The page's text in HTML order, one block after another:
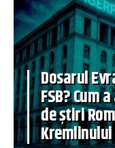
Dosarul
FSB? Cum
de știri
Kremlinului